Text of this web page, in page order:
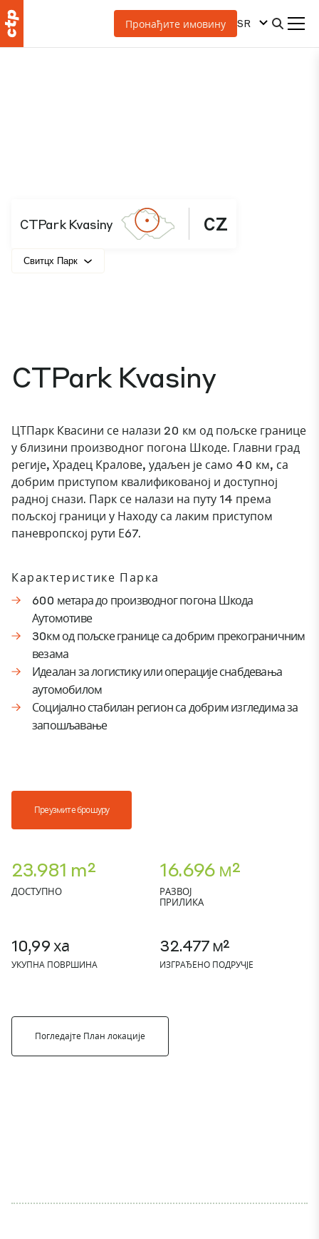
Пронађите имовину SR
CTPark Kvasiny CZ
Свитцх Парк
CTPark Kvasiny
ЦТПарк Квасини се налази 20 км од пољске границе
у близини производног погона Шкоде. Главни град
регије, Храдец Кралове, удаљен је само 40 км, са
добрим приступом квалификованој и доступној
радној снази. Парк се налази на путу 14 према
пољској граници у Находу са лаким приступом
паневропској рути Е67.
Карактеристике Парка
600 метара до производног погона Шкода
Аутомотиве
30км од пољске границе са добрим прекограничним
везама
Идеалан за логистику или операције снабдевања
аутомобилом
Социјално стабилан регион са добрим изгледима за
запошљавање
Преузмите брошуру
23.981 m²
ДОСТУПНО
16.696 м²
РАЗВОЈ
ПРИЛИКА
10,99 ха
УКУПНА ПОВРШИНА
32.477 м²
ИЗГРАЂЕНО ПОДРУЧЈЕ
Погледајте План локације